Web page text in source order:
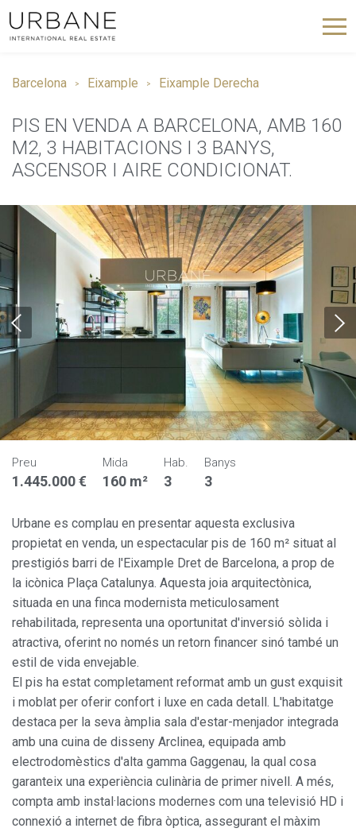
Barcelona Eixample Eixample Derecha
PIS EN VENDA A BARCELONA, AMB 160
M2, 3 HABITACIONS I 3 BANYS,
ASCENSOR I AIRE CONDICIONAT.
Preu
1.445.000 €
Mida
160 m²
Hab.
3
Banys
3
Urbane es complau en presentar aquesta exclusiva
propietat en venda, un espectacular pis de 160 m² situat al
prestigiós barri de l'Eixample Dret de Barcelona, a prop de
la icònica Plaça Catalunya. Aquesta joia arquitectònica,
situada en una finca modernista meticulosament
rehabilitada, representa una oportunitat d'inversió sòlida i
atractiva, oferint no només un retorn financer sinó també un
estil de vida envejable.
El pis ha estat completament reformat amb un gust exquisit
i moblat per oferir confort i luxe en cada detall. L'habitatge
destaca per la seva àmplia sala d'estar-menjador integrada
amb una cuina de disseny Arclinea, equipada amb
electrodomèstics d'alta gamma Gaggenau, la qual cosa
garanteix una experiència culinària de primer nivell. A més,
compta amb instal·lacions modernes com una televisió HD i
connexió a internet de fibra òptica, assegurant el màxim